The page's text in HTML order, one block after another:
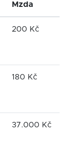
Mzda
200 Kč
180 Kč
37.000 Kč